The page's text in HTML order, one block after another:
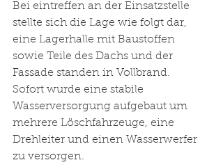
Bei eintreffen an der Einsatzstelle
stellte sich die Lage wie folgt dar,
eine Lagerhalle mit Baustoffen
sowie Teile des Dachs und der
Fassade standen in Vollbrand.
Sofort wurde eine stabile
Wasserversorgung aufgebaut um
mehrere Löschfahrzeuge, eine
Drehleiter und einen Wasserwerfer
zu versorgen.